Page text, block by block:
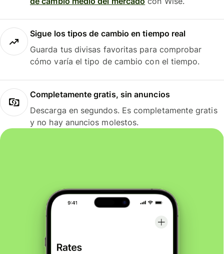
Sigue los tipos de cambio en tiempo real
Guarda tus divisas favoritas para comprobar
cómo varía el tipo de cambio con el tiempo.
Completamente gratis, sin anuncios
Descarga en segundos. Es completamente gratis
y no hay anuncios molestos.